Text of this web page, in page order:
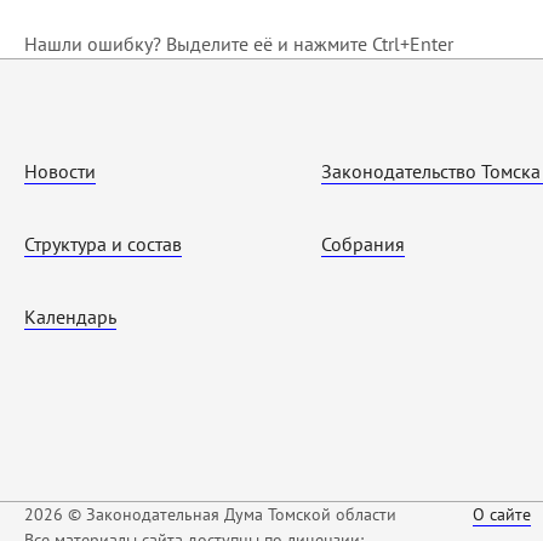
Нашли ошибку? Выделите её и нажмите Ctrl+Enter
Новости
Структура и состав
Календарь
Законодательство
Собрания
2026 © Законодательная Дума Томской области
О сайте